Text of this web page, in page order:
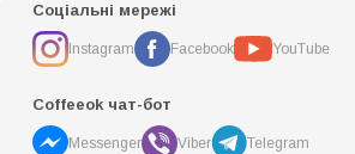
Соціальні мережі
Instagram Facebook YouTube
Coffeeok чат-бот
Messenger Viber Telegram